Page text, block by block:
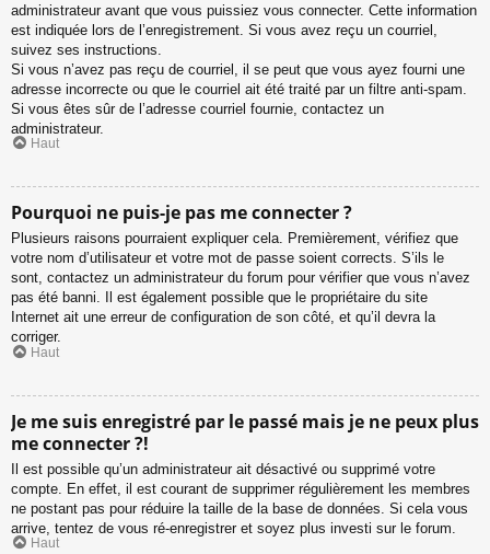
administrateur avant que vous puissiez vous connecter. Cette information
est indiquée lors de l’enregistrement. Si vous avez reçu un courriel,
suivez ses instructions.
Si vous n’avez pas reçu de courriel, il se peut que vous ayez fourni une
adresse incorrecte ou que le courriel ait été traité par un filtre anti-spam.
Si vous êtes sûr de l’adresse courriel fournie, contactez un
administrateur.
Haut
Pourquoi ne puis-je pas me connecter ?
Plusieurs raisons pourraient expliquer cela. Premièrement, vérifiez que
votre nom d’utilisateur et votre mot de passe soient corrects. S’ils le
sont, contactez un administrateur du forum pour vérifier que vous n’avez
pas été banni. Il est également possible que le propriétaire du site
Internet ait une erreur de configuration de son côté, et qu’il devra la
corriger.
Haut
Je me suis enregistré par le passé mais je ne peux plus
me connecter ?!
Il est possible qu’un administrateur ait désactivé ou supprimé votre
compte. En effet, il est courant de supprimer régulièrement les membres
ne postant pas pour réduire la taille de la base de données. Si cela vous
arrive, tentez de vous ré-enregistrer et soyez plus investi sur le forum.
Haut